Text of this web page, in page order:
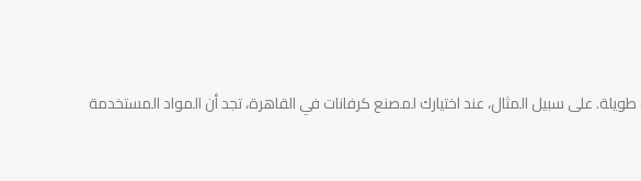
على سبيل المثال، عند اختيارك لمصنع كرفانات في القاهرة، تجد أن المواد المستخدمة